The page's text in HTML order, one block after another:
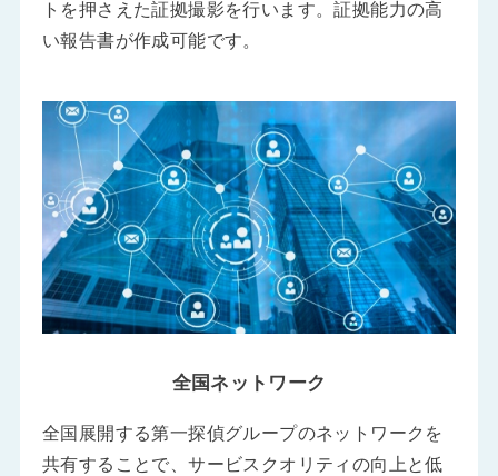
トを押さえた証拠撮影を行います。証拠能力の高
い報告書が作成可能です。
全国ネットワーク
全国展開する第一探偵グループのネットワークを
共有することで、サービスクオリティの向上と低